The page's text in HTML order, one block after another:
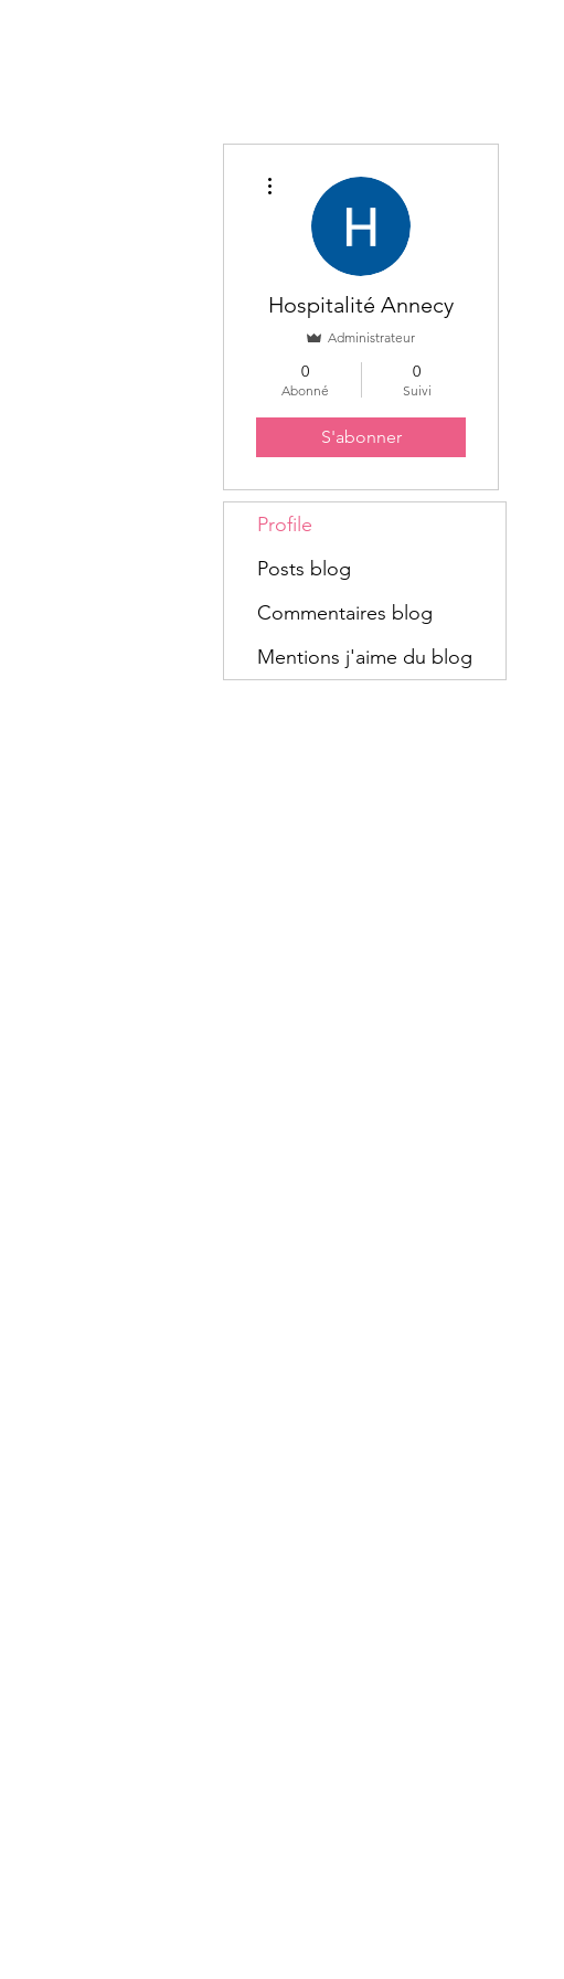
Hospitalité Annecy
Administrateur
0
Abonné
0
Suivi
S'abonner
Profile
Posts blog
Commentaires blog
Mentions j'aime du blog